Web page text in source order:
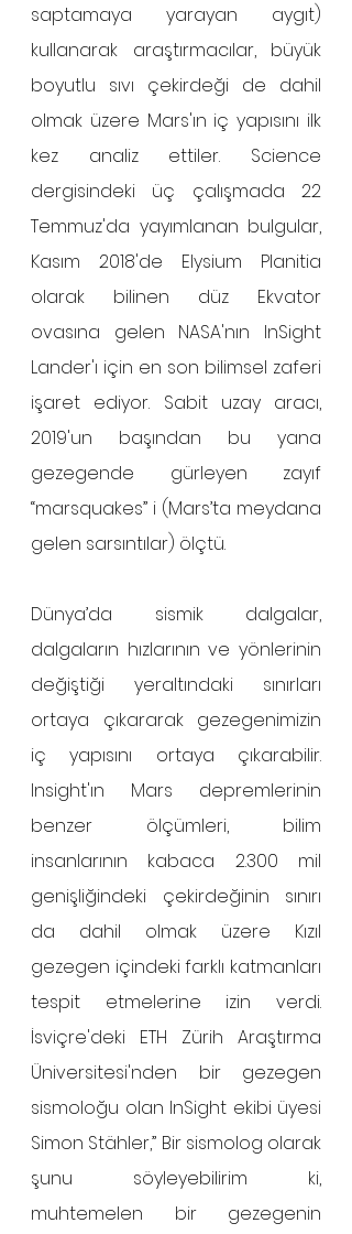
saptamaya yarayan aygıt)
kullanarak araştırmacılar, büyük
boyutlu sıvı çekirdeği de dahil
olmak üzere Mars'ın iç yapısını ilk
kez analiz ettiler. Science
dergisindeki üç çalışmada 22
Temmuz'da yayımlanan bulgular,
Kasım 2018'de Elysium Planitia
olarak bilinen düz Ekvator
ovasına gelen NASA'nın InSight
Lander'ı için en son bilimsel zaferi
işaret ediyor. Sabit uzay aracı,
2019'un başından bu yana
gezegende gürleyen zayıf
“marsquakes” i (Mars’ta meydana
gelen sarsıntılar) ölçtü.
Dünya’da sismik dalgalar,
dalgaların hızlarının ve yönlerinin
değiştiği yeraltındaki sınırları
ortaya çıkararak gezegenimizin
iç yapısını ortaya çıkarabilir.
Insight'ın Mars depremlerinin
benzer ölçümleri, bilim
insanlarının kabaca 2.300 mil
genişliğindeki çekirdeğinin sınırı
da dahil olmak üzere Kızıl
gezegen içindeki farklı katmanları
tespit etmelerine izin verdi.
İsviçre'deki ETH Zürih Araştırma
Üniversitesi'nden bir gezegen
sismoloğu olan InSight ekibi üyesi
Simon Stähler,” Bir sismolog olarak
şunu söyleyebilirim ki,
muhtemelen bir gezegenin